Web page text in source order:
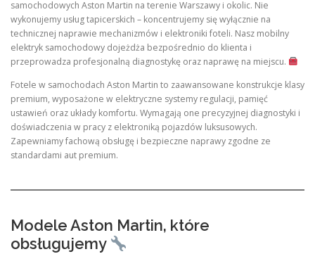
samochodowych Aston Martin na terenie Warszawy i okolic. Nie
wykonujemy usług tapicerskich – koncentrujemy się wyłącznie na
technicznej naprawie mechanizmów i elektroniki foteli. Nasz mobilny
elektryk samochodowy dojeżdża bezpośrednio do klienta i
przeprowadza profesjonalną diagnostykę oraz naprawę na miejscu.
Fotele w samochodach Aston Martin to zaawansowane konstrukcje klasy
premium, wyposażone w elektryczne systemy regulacji, pamięć
ustawień oraz układy komfortu. Wymagają one precyzyjnej diagnostyki i
doświadczenia w pracy z elektroniką pojazdów luksusowych.
Zapewniamy fachową obsługę i bezpieczne naprawy zgodne ze
standardami aut premium.
Modele Aston Martin, które
obsługujemy